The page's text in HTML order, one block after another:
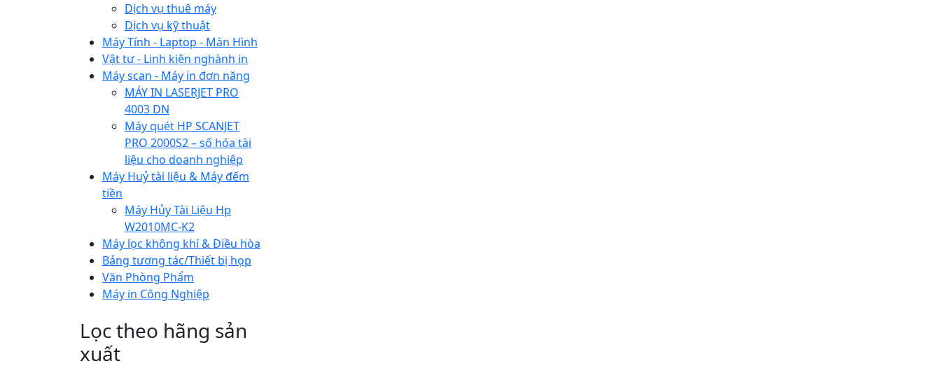
Dịch vụ thuê máy
Dịch vụ kỹ thuật
Máy Tính - Laptop - Màn Hình
Vật tư - Linh kiện nghành in
Máy scan - Máy in đơn năng
MÁY IN LASERJET PRO
4003 DN
Máy quét HP SCANJET
PRO 2000S2 – số hóa tài
liệu cho doanh nghiệp
Máy Huỷ tài liệu & Máy đếm
tiền
Máy Hủy Tài Liệu Hp
W2010MC-K2
Máy lọc không khí & Điều hòa
Bảng tương tác/Thiết bị họp
Văn Phòng Phẩm
Máy in Công Nghiệp
Lọc theo hãng sản
xuất